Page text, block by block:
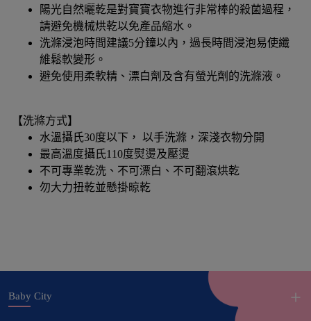
陽光自然曬乾是對寶寶衣物進行非常棒的殺菌過程，
請避免機械烘乾以免產品縮水。
洗滌浸泡時間建議5分鐘以內，過長時間浸泡易使纖
維鬆軟變形。
避免使用柔軟精、漂白劑及含有螢光劑的洗滌液。​
【洗滌方式】
水溫攝氏30度以下， 以手洗滌，深淺衣物分開
最高溫度攝氏110度熨燙及壓燙
不可專業乾洗、不可漂白、不可翻滾烘乾
勿大力扭乾並懸掛晾乾
Baby City